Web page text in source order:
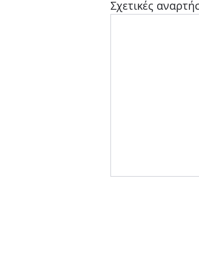
Σχετικές